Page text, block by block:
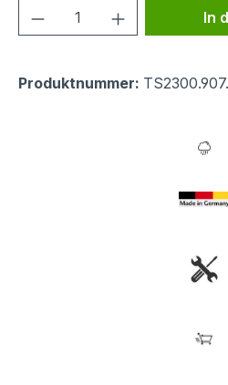
Produkt Anzahl: In
Produktnummer: